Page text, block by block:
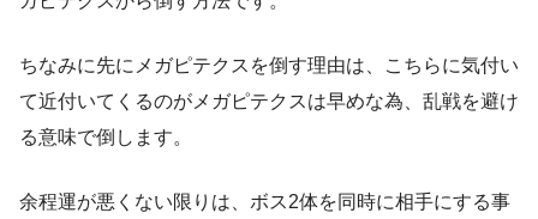
ちなみに先にメガピテクスを倒す理由は、こちらに気付い
て近付いてくるのがメガピテクスは早めな為、乱戦を避け
る意味で倒します。
余程運が悪くない限りは、ボス2体を同時に相手にする事